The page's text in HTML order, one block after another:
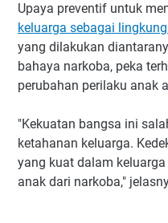
Upaya preventif untuk
keluarga sebagai
yang dilakukan
bahaya narkoba, peka
perubahan perilaku anak
"Kekuatan bangsa ini
ketahanan keluarga.
yang kuat dalam
anak dari narkoba,"